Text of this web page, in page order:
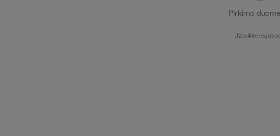
Pirkimo
Užbaikite